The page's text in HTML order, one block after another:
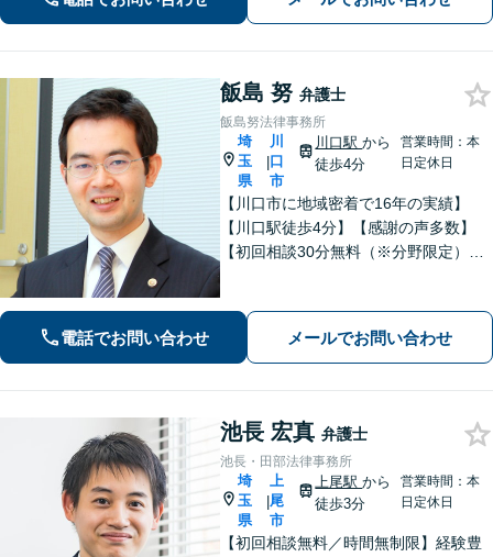
【浦和駅3分】
飯島 努 弁護士
飯島努法律事務所
埼
玉
県
|
川
口
市
川口駅から
徒歩4分
営業時間：本
日定休日
【川口市に地域密着で16年の実績】
【川口駅徒歩4分】【感謝の声多数】
【初回相談30分無料（※分野限定）】
明。解決実績豊富。
電話でお問い合わせ メールでお問い合わせ
池長 宏真 弁護士
池長・田部法律事務所
埼
玉
県
|
上
尾
市
上尾駅から
徒歩3分
営業時間：本
日定休日
【初回相談無料／時間無制限】経験豊